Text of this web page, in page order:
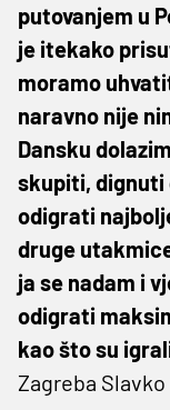
putovanjem u
je itekako
moramo
naravno nije
Dansku
skupiti, dignuti
odigrati
druge
ja se nadam i
odigrati
kao što su
Zagreba Slavko